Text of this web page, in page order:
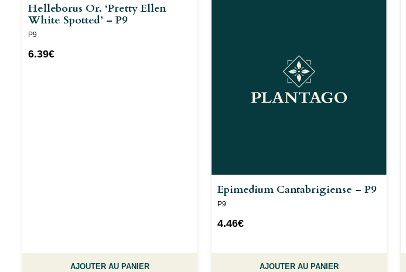
Helleborus Or. ‘Pretty Ellen
White Spotted’ – P9
P9
6.39€
AJOUTER AU PANIER
Epimedium Cantabrigiense – P9
P9
4.46€
AJOUTER AU PANIER